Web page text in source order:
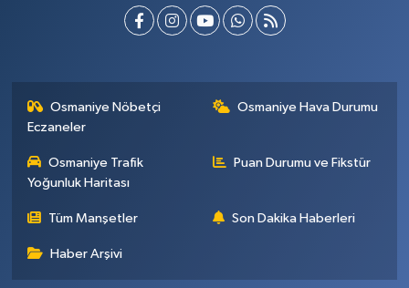
Osmaniye Nöbetçi
Eczaneler
Osmaniye Hava Durumu
Osmaniye Trafik
Yoğunluk Haritası
Puan Durumu ve Fikstür
Tüm Manşetler Son Dakika Haberleri
Haber Arşivi